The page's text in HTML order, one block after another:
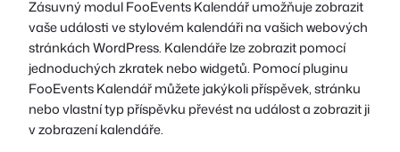
French
Polish
Greek
Zásuvný modul FooEvents Kalendář umožňuje zobrazit
vaše události ve stylovém kalendáři na vašich webových
stránkách WordPress. Kalendáře lze zobrazit pomocí
jednoduchých zkratek nebo widgetů. Pomocí pluginu
FooEvents Kalendář můžete jakýkoli příspěvek, stránku
nebo vlastní typ příspěvku převést na událost a zobrazit ji
v zobrazení kalendáře.